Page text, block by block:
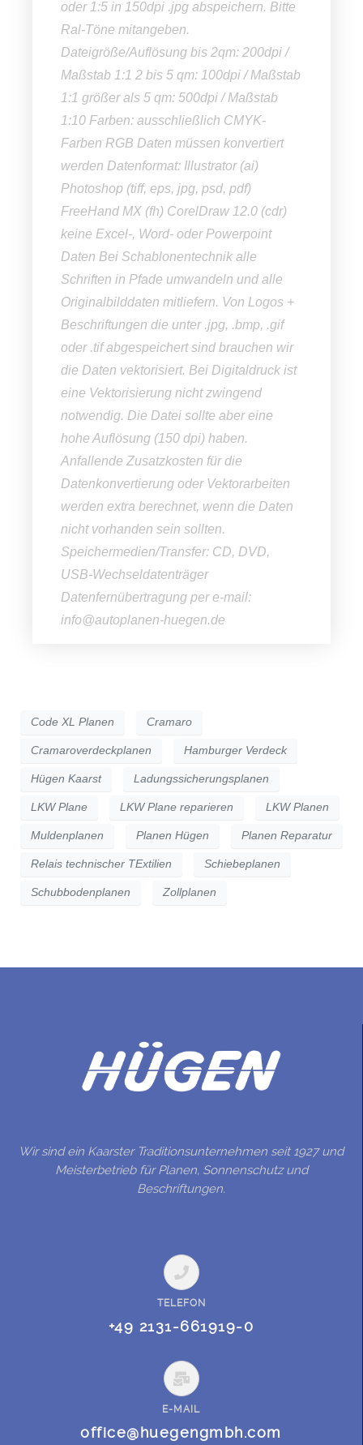
oder 1:5 in 150dpi .jpg abspeichern. Bitte
Ral-Töne mitangeben.
Dateigröße/Auflösung bis 2qm: 200dpi /
Maßstab 1:1 2 bis 5 qm: 100dpi / Maßstab
1:1 größer als 5 qm: 500dpi / Maßstab
1:10 Farben: ausschließlich CMYK-
Farben RGB Daten müssen konvertiert
werden Datenformat: Illustrator (ai)
Photoshop (tiff, eps, jpg, psd, pdf)
FreeHand MX (fh) CorelDraw 12.0 (cdr)
keine Excel-, Word- oder Powerpoint
Daten Bei Schablonentechnik alle
Schriften in Pfade umwandeln und alle
Originalbilddaten mitliefern. Von Logos +
Beschriftungen die unter .jpg, .bmp, .gif
oder .tif abgespeichert sind brauchen wir
die Daten vektorisiert. Bei Digitaldruck ist
eine Vektorisierung nicht zwingend
notwendig. Die Datei sollte aber eine
hohe Auflösung (150 dpi) haben.
Anfallende Zusatzkosten für die
Datenkonvertierung oder Vektorarbeiten
werden extra berechnet, wenn die Daten
nicht vorhanden sein sollten.
Speichermedien/Transfer: CD, DVD,
USB-Wechseldatenträger
Datenfernübertragung per e-mail:
info@autoplanen-huegen.de
Code XL Planen Cramaro
Cramaroverdeckplanen Hamburger Verdeck
Hügen Kaarst Ladungssicherungsplanen
LKW Plane LKW Plane reparieren LKW Planen
Muldenplanen Planen Hügen Planen Reparatur
Relais technischer TExtilien Schiebeplanen
Schubbodenplanen Zollplanen
Wir sind ein Kaarster Traditionsunternehmen seit 1927 und
Meisterbetrieb für Planen, Sonnenschutz und
Beschriftungen.
TELEFON
+49 2131-661919-0
E-MAIL
office@huegengmbh.com